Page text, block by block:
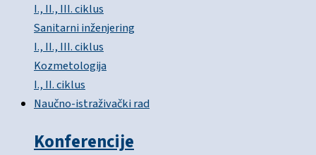
I., II., III. ciklus
Sanitarni inženjering
I., II., III. ciklus
Kozmetologija
I., II. ciklus
Naučno-istraživački rad
Konferencije